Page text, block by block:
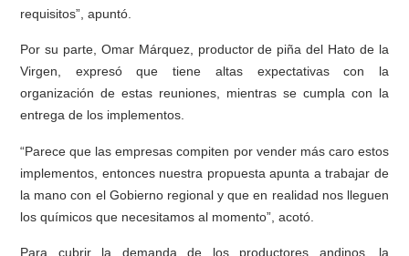
requisitos”, apuntó.
Por su parte, Omar Márquez, productor de piña del Hato de la
Virgen, expresó que tiene altas expectativas con la
organización de estas reuniones, mientras se cumpla con la
entrega de los implementos.
“Parece que las empresas compiten por vender más caro estos
implementos, entonces nuestra propuesta apunta a trabajar de
la mano con el Gobierno regional y que en realidad nos lleguen
los químicos que necesitamos al momento”, acotó.
Para cubrir la demanda de los productores andinos, la